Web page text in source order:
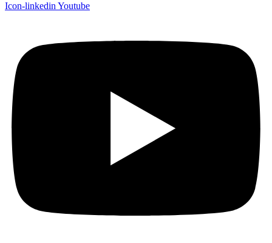
Icon-linkedin Youtube